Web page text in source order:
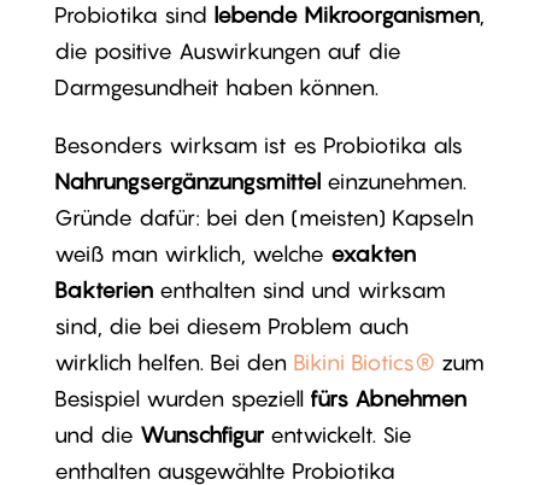
Probiotika sind lebende Mikroorganismen,
die positive Auswirkungen auf die
Darmgesundheit haben können.
Besonders wirksam ist es Probiotika als
Nahrungsergänzungsmitteleinzunehmen.
Gründe dafür: bei den (meisten) Kapseln
weiß man wirklich, welche exakten
Bakterienenthalten sind und wirksam
sind, die bei diesem Problem auch
wirklich helfen. Bei den Bikini Biotics® zum
Besispiel wurden speziell fürs Abnehmen
und die Wunschfigurentwickelt. Sie
enthalten ausgewählte Probiotika